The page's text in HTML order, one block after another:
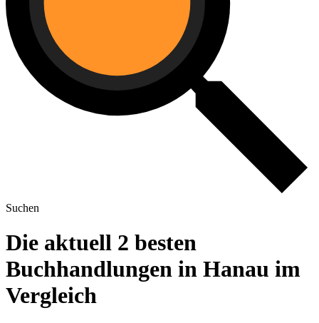
Suchen
Die aktuell 2 besten
Buchhandlungen in Hanau im
Vergleich